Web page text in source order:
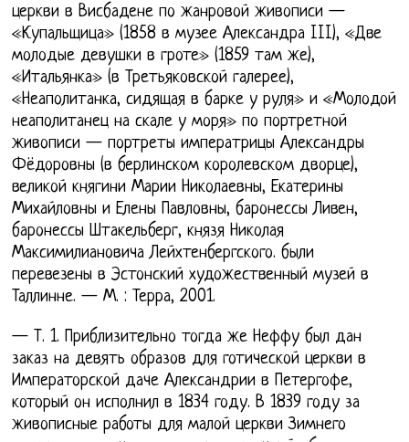
церкви в Висбадене по жанровой живописи —
«Купальщица» (1858 в музее Александра III), «Две
молодые девушки в гроте» (1859 там же),
«Итальянка» (в Третьяковской галерее),
«Неаполитанка, сидящая в барке у руля» и «Молодой
неаполитанец на скале у моря» по портретной
живописи — портреты императрицы Александры
Фёдоровны (в берлинском королевском дворце),
великой княгини Марии Николаевны, Екатерины
Михайловны и Елены Павловны, баронессы Ливен,
баронессы Штакельберг, князя Николая
Максимилиановича Лейхтенбергского. были
перевезены в Эстонский художественный музей в
Таллинне. — М. : Терра, 2001.
— Т. 1. Приблизительно тогда же Неффу был дан
заказ на девять образов для готической церкви в
Императорской даче Александрии в Петергофе,
который он исполнил в 1834 году. В 1839 году за
живописные работы для малой церкви Зимнего